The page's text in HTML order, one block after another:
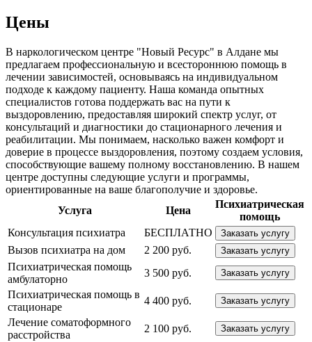
Цены
В наркологическом центре "Новый Ресурс" в Алдане мы
предлагаем профессиональную и всестороннюю помощь в
лечении зависимостей, основываясь на индивидуальном
подходе к каждому пациенту. Наша команда опытных
специалистов готова поддержать вас на пути к
выздоровлению, предоставляя широкий спектр услуг, от
консультаций и диагностики до стационарного лечения и
реабилитации. Мы понимаем, насколько важен комфорт и
доверие в процессе выздоровления, поэтому создаем условия,
способствующие вашему полному восстановлению. В нашем
центре доступны следующие услуги и программы,
ориентированные на ваше благополучие и здоровье.
Услуга
Цена
Психиатрическая
помощь
Консультация психиатра
БЕСПЛАТНО Заказать услугу
Вызов психиатра на дом 2 200 руб. Заказать услугу
Психиатрическая помощь
амбулаторно
3 500 руб. Заказать услугу
Психиатрическая помощь в
стационаре
4 400 руб. Заказать услугу
Лечение соматоформного
расстройства
2 100 руб. Заказать услугу